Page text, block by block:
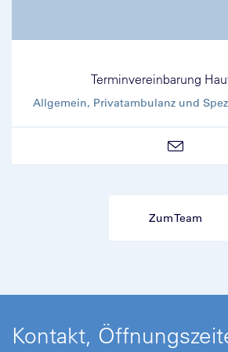
Terminvereinbarung
Allgemein, Privatambulanz und
Zum Team
Kontakt,